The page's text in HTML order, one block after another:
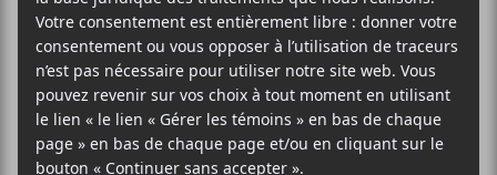
Un message du groupe et du
guitariste a annoncé la chose sur les
réseaux sociaux le vendredi 7 mars.